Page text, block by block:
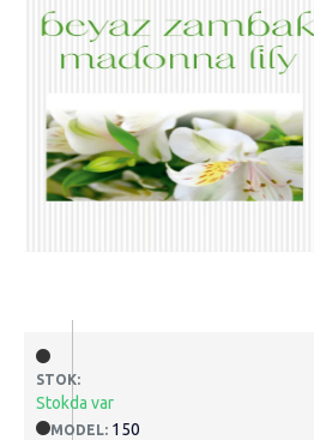
STOK:
Stokda var
MODEL: 150